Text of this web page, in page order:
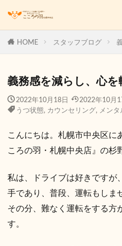
HOME スタッフブログ
義務感を減らし、心を
2022年10月18日 2022年10月
うつ状態, カウンセリング, メンタ
こんにちは。札幌市中央区に
ころの羽・札幌中央店』の杉
私は、ドライブは好きですが
手であり、普段、運転もしま
その分、難なく運転をする方
す。